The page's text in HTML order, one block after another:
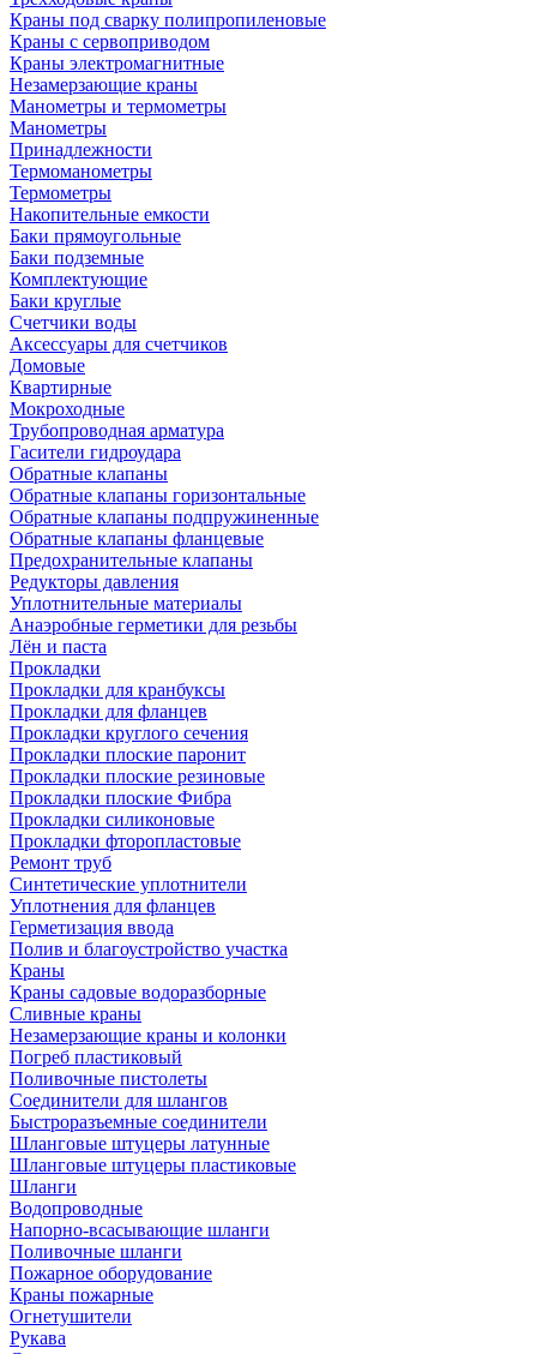
Краны под сварку полипропиленовые
Краны с сервоприводом
Краны электромагнитные
Незамерзающие краны
Манометры и термометры
Манометры
Принадлежности
Термоманометры
Термометры
Накопительные емкости
Баки прямоугольные
Баки подземные
Комплектующие
Баки круглые
Счетчики воды
Аксессуары для счетчиков
Домовые
Квартирные
Мокроходные
Трубопроводная арматура
Гасители гидроудара
Обратные клапаны
Обратные клапаны горизонтальные
Обратные клапаны подпружиненные
Обратные клапаны фланцевые
Предохранительные клапаны
Редукторы давления
Уплотнительные материалы
Анаэробные герметики для резьбы
Лён и паста
Прокладки
Прокладки для кранбуксы
Прокладки для фланцев
Прокладки круглого сечения
Прокладки плоские паронит
Прокладки плоские резиновые
Прокладки плоские Фибра
Прокладки силиконовые
Прокладки фторопластовые
Ремонт труб
Синтетические уплотнители
Уплотнения для фланцев
Герметизация ввода
Полив и благоустройство участка
Краны
Краны садовые водоразборные
Сливные краны
Незамерзающие краны и колонки
Погреб пластиковый
Поливочные пистолеты
Соединители для шлангов
Быстроразъемные соединители
Шланговые штуцеры латунные
Шланговые штуцеры пластиковые
Шланги
Водопроводные
Напорно-всасывающие шланги
Поливочные шланги
Пожарное оборудование
Краны пожарные
Огнетушители
Рукава